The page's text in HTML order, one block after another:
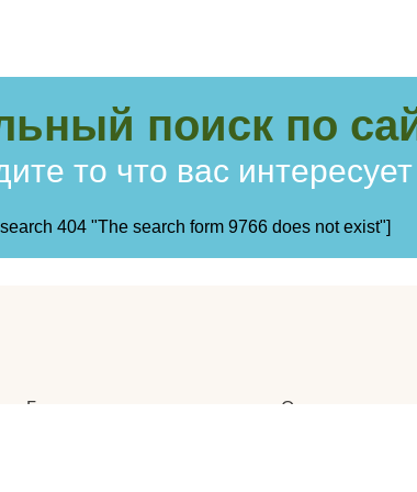
поиск по
то что вас интересует
404 "The search form 9766 does not exist"]
Главная Отзывы